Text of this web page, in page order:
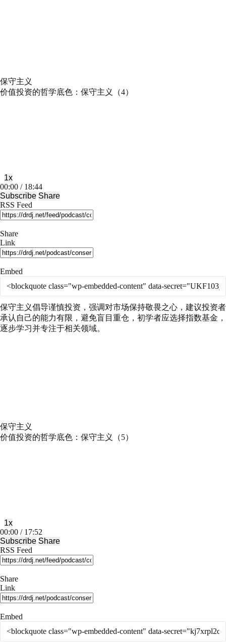
保守主义
价值投资的哲学底色：保守主义（4）
Mute/Unmute
Episode
Rewind
10
Seconds
1x
Fast
Forward
30
seconds
00:00 / 18:44
Subscribe Share
RSS Feed
Share
Link
Embed
保守主义倡导谨慎投资，强调对市场保持敬畏之心，建议投资者
承认自己的能力有限，避免盲目重仓，初学者应选择指数基金，
逐步学习并专注于相关领域。
保守主义
价值投资的哲学底色：保守主义（5）
Mute/Unmute
Episode
Rewind
10
Seconds
1x
Fast
Forward
30
seconds
00:00 / 17:52
Subscribe Share
RSS Feed
Share
Link
Embed